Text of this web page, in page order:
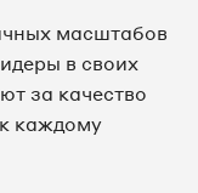
масштабов
в своих
за качество
каждому